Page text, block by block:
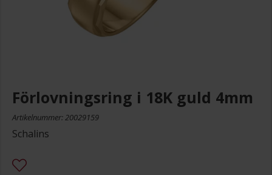
Förlovningsring i 18K guld 4mm
Artikelnummer: 20029159
Schalins